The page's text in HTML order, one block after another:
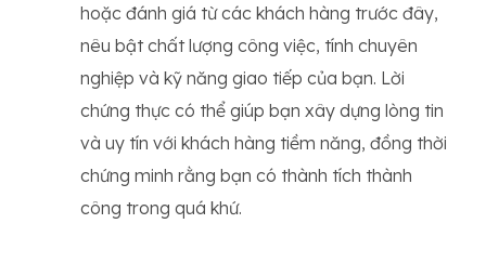
hoặc đánh giá từ các khách hàng trước đây,
nêu bật chất lượng công việc, tính chuyên
nghiệp và kỹ năng giao tiếp của bạn. Lời
chứng thực có thể giúp bạn xây dựng lòng tin
và uy tín với khách hàng tiềm năng, đồng thời
chứng minh rằng bạn có thành tích thành
công trong quá khứ.